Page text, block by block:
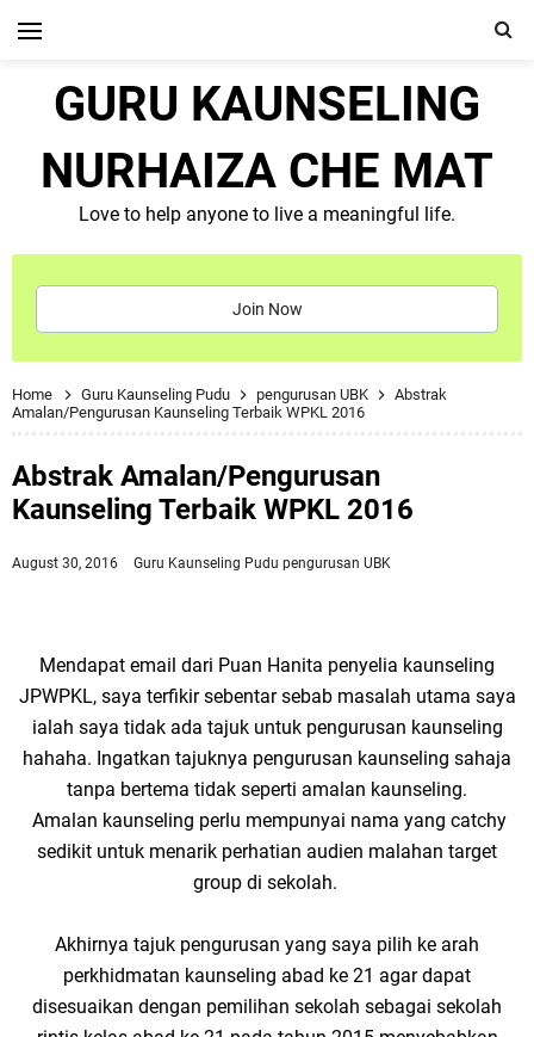
GURU KAUNSELING
NURHAIZA CHE MAT
Love to help anyone to live a meaningful life.
Join Now
Home Guru Kaunseling Pudu pengurusan UBK
Abstrak
Amalan/Pengurusan Kaunseling Terbaik WPKL 2016
Abstrak Amalan/Pengurusan
Kaunseling Terbaik WPKL 2016
August 30, 2016 Guru Kaunseling Pudu pengurusan UBK
Mendapat email dari Puan Hanita penyelia kaunseling
JPWPKL, saya terfikir sebentar sebab masalah utama saya
ialah saya tidak ada tajuk untuk pengurusan kaunseling
hahaha. Ingatkan tajuknya pengurusan kaunseling sahaja
tanpa bertema tidak seperti amalan kaunseling.
Amalan kaunseling perlu mempunyai nama yang catchy
sedikit untuk menarik perhatian audien malahan target
group di sekolah.
Akhirnya tajuk pengurusan yang saya pilih ke arah
perkhidmatan kaunseling abad ke 21 agar dapat
disesuaikan dengan pemilihan sekolah sebagai sekolah